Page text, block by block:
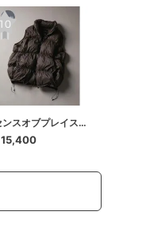
センスオブプレイスバイアーバンリサーチ
15,400